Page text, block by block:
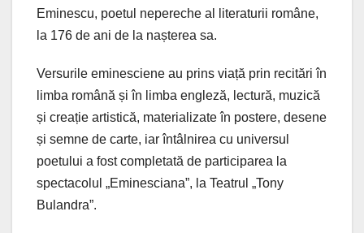
Eminescu, poetul nepereche al literaturii române,
la 176 de ani de la nașterea sa.
Versurile eminesciene au prins viață prin recitări în
limba română și în limba engleză, lectură, muzică
și creație artistică, materializate în postere, desene
și semne de carte, iar întâlnirea cu universul
poetului a fost completată de participarea la
spectacolul „Eminesciana”, la Teatrul „Tony
Bulandra”.